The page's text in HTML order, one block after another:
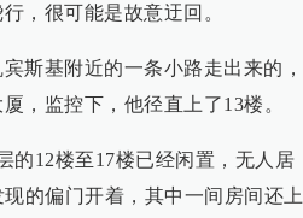
相关信息：25岁的王某是遵义市